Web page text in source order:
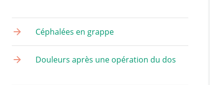
Céphalées en grappe
Douleurs après une opération du dos